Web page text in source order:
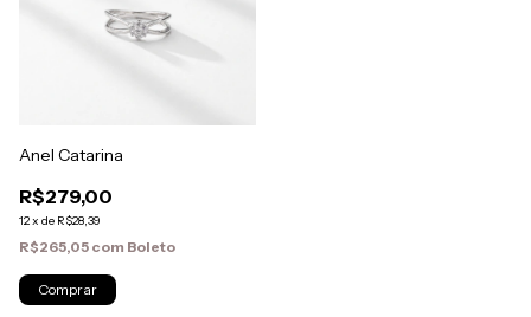
Anel Catarina
R$279,00
12x de R$28,39
R$265,05 com Boleto